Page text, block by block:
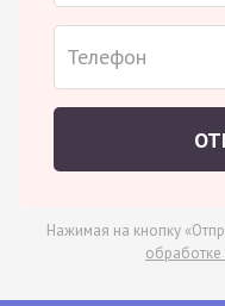
Нажимая на кнопку